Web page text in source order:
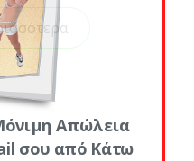
Απώλεια
σου από Κάτω